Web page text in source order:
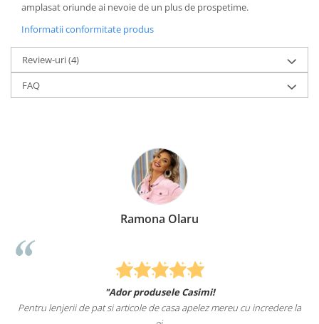
amplasat oriunde ai nevoie de un plus de prospetime.
Informatii conformitate produs
Review-uri(4)
FAQ
Ramona Olaru
"Ador produsele Casimi!
Pentru lenjerii de pat si articole de casa apelez mereu cu incredere la